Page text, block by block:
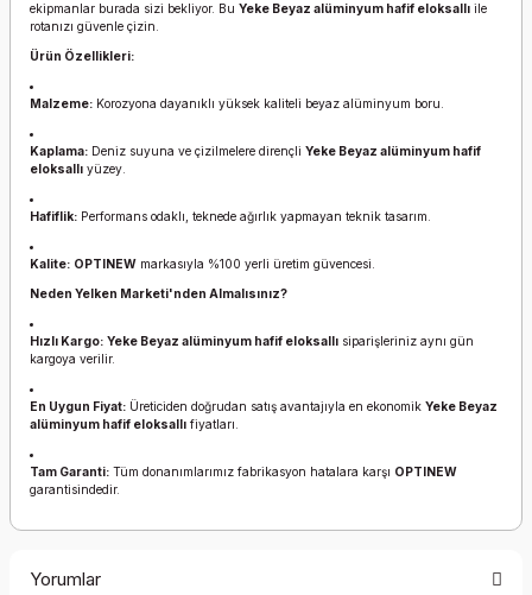
ekipmanlar burada sizi bekliyor. Bu Yeke Beyaz alüminyum hafif eloksallı ile
rotanızı güvenle çizin.
Ürün Özellikleri:
Malzeme: Korozyona dayanıklı yüksek kaliteli beyaz alüminyum boru.
Kaplama: Deniz suyuna ve çizilmelere dirençli Yeke Beyaz alüminyum hafif
eloksallı yüzey.
Hafiflik: Performans odaklı, teknede ağırlık yapmayan teknik tasarım.
Kalite: OPTINEW markasıyla %100 yerli üretim güvencesi.
Neden Yelken Marketi'nden Almalısınız?
Hızlı Kargo: Yeke Beyaz alüminyum hafif eloksallı siparişleriniz aynı gün
kargoya verilir.
En Uygun Fiyat: Üreticiden doğrudan satış avantajıyla en ekonomik Yeke Beyaz
alüminyum hafif eloksallı fiyatları.
Tam Garanti: Tüm donanımlarımız fabrikasyon hatalara karşı OPTINEW
garantisindedir.
Yorumlar